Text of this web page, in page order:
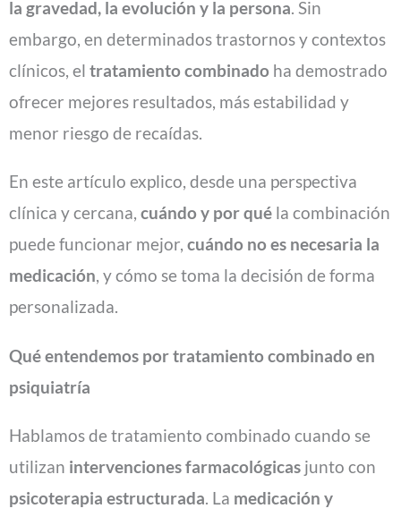
la gravedad, la evolución y la persona. Sin
embargo, en determinados trastornos y contextos
clínicos, el tratamiento combinado ha demostrado
ofrecer mejores resultados, más estabilidad y
menor riesgo de recaídas.
En este artículo explico, desde una perspectiva
clínica y cercana, cuándo y por qué la combinación
puede funcionar mejor, cuándo no es necesaria la
medicación, y cómo se toma la decisión de forma
personalizada.
Qué entendemos por tratamiento combinado en
psiquiatría
Hablamos de tratamiento combinado cuando se
utilizan intervenciones farmacológicas junto con
psicoterapia estructurada. La medicación y